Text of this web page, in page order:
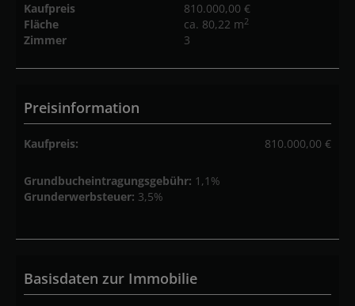
Kaufpreis
810.000,00 €
Fläche
ca. 80,22 m2
Zimmer 3
Preisinformation
Kaufpreis: 810.000,00 €
Grundbucheintragungsgebühr: 1,1%
Grunderwerbsteuer: 3,5%
Basisdaten zur Immobilie